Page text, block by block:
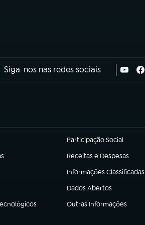
Siga-nos nas redes sociais
Participação Social
(abre em nova aba)
Receitas e Despesas
(abre em nova aba)
Informações Classificadas
(abre em nova aba)
Dados Abertos
(abre em nova aba)
Outras Informações
(abre em nova aba)